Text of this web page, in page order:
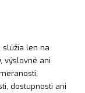
slúžia len na
výslovné ani
dostupnosti ani